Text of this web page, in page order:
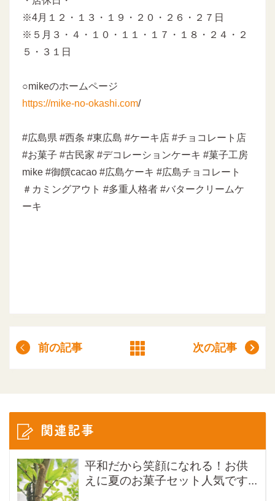
※4月１２・１３・１９・２０・２６・２７日
※５月３・４・１０・１１・１７・１８・２４・２
５・３１日
○mikeのホームページ
https://mike-no-okashi.com/
#広島県 #西条 #東広島 #ケーキ店 #チョコレート店
#お菓子 #古民家 #デコレーションケーキ #菓子工房
mike #御饌cacao #広島ケーキ #広島チョコレート
＃カミングアウト #多重人格者 #バタークリームケ
ーキ
前の記事 次の記事
関連記事
平和だから笑顔になれる！お供
えに夏のお菓子セット人気です...